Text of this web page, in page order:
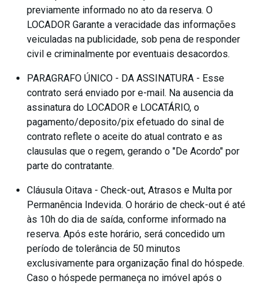
previamente informado no ato da reserva. O
LOCADOR Garante a veracidade das informações
veiculadas na publicidade, sob pena de responder
civil e criminalmente por eventuais desacordos.
PARAGRAFO ÚNICO - DA ASSINATURA - Esse
contrato será enviado por e-mail. Na ausencia da
assinatura do LOCADOR e LOCATÁRIO, o
pagamento/deposito/pix efetuado do sinal de
contrato reflete o aceite do atual contrato e as
clausulas que o regem, gerando o "De Acordo" por
parte do contratante.
Cláusula Oitava - Check-out, Atrasos e Multa por
Permanência Indevida. O horário de check-out é até
às 10h do dia de saída, conforme informado na
reserva. Após este horário, será concedido um
período de tolerância de 50 minutos
exclusivamente para organização final do hóspede.
Caso o hóspede permaneça no imóvel após o